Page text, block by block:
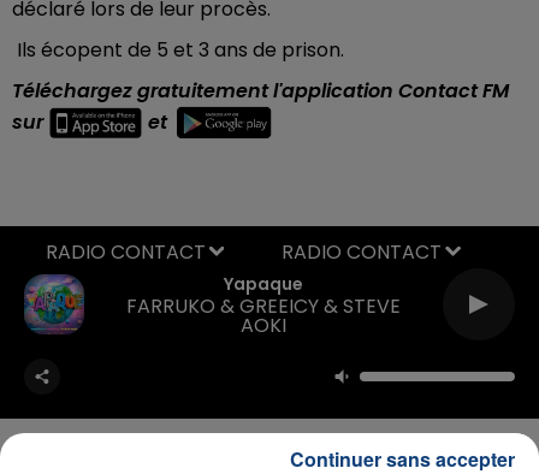
déclaré lors de leur procès.
Ils écopent de 5 et 3 ans de prison.
Téléchargez gratuitement l'application Contact FM
sur
et
Yapaque
FARRUKO & GREEICY & STEVE
AOKI
RADIO CONTACT
Continuer sans accepter